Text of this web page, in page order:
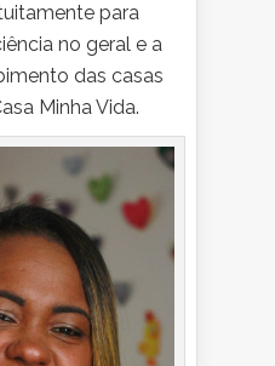
para
no geral e a
das casas
Minha Vida.